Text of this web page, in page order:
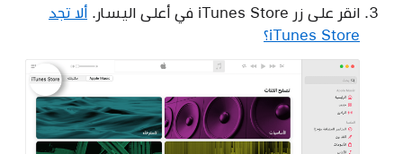
انقر على زر iTunes Store في أعلى اليسار.
ألا تجد
iTunes Store؟